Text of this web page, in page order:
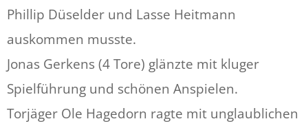
Phillip Düselder und Lasse Heitmann
auskommen musste.
Jonas Gerkens (4 Tore) glänzte mit kluger
Spielführung und schönen Anspielen.
Torjäger Ole Hagedorn ragte mit unglaublichen